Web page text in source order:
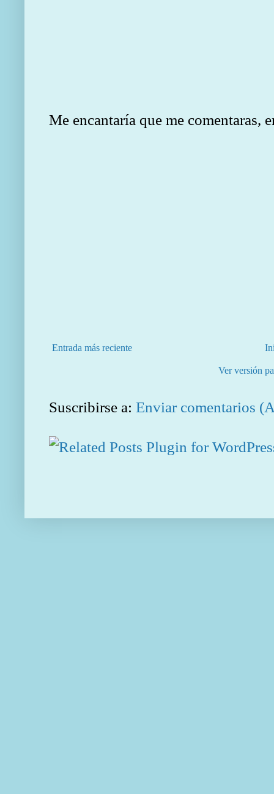
Me encantaría que me comentaras,
Entrada más reciente
Ver versión
Suscribirse a: Enviar comentarios